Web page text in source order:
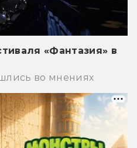
«Фантазия» в
во мнениях